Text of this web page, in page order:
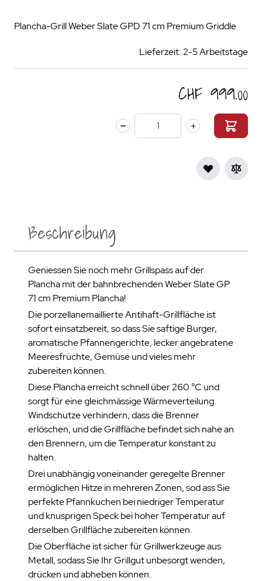
Plancha-Grill Weber Slate GPD 71 cm Premium Griddle
Lieferzeit: 2-5 Arbeitstage
CHF 999.00
Menge
Beschreibung
Geniessen Sie noch mehr Grillspass auf der
Plancha mit der bahnbrechenden Weber Slate GP
71 cm Premium Plancha!
Die porzellanemaillierte Antihaft-Grillfläche ist
sofort einsatzbereit, so dass Sie saftige Burger,
aromatische Pfannengerichte, lecker angebratene
Meeresfrüchte, Gemüse und vieles mehr
zubereiten können.
Diese Plancha erreicht schnell über 260 °C und
sorgt für eine gleichmässige Wärmeverteilung.
Windschutze verhindern, dass die Brenner
erlöschen, und die Grillfläche befindet sich nahe an
den Brennern, um die Temperatur konstant zu
halten.
Drei unabhängig voneinander geregelte Brenner
ermöglichen Hitze in mehreren Zonen, sod ass Sie
perfekte Pfannkuchen bei niedriger Temperatur
und knusprigen Speck bei hoher Temperatur auf
derselben Grillfläche zubereiten können.
Die Oberfläche ist sicher für Grillwerkzeuge aus
Metall, sodass Sie Ihr Grillgut unbesorgt wenden,
drücken und abheben können.